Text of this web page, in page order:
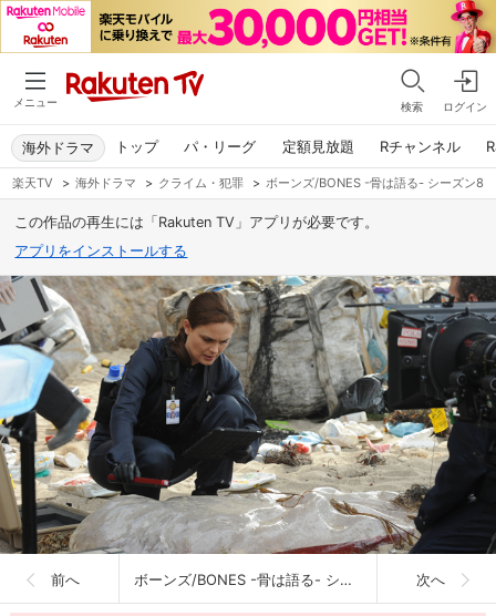
メニュー 検索 ログイン
トップ パ・リーグ 定額見放題 Rチャンネル
海外ドラマ
楽天TV > 海外ドラマ > クライム・犯罪 > ボーンズ/BONES -骨は語る- シーズン8
この作品の再生には「Rakuten TV」アプリが必要です。
アプリをインストールする
前へ ボーンズ/BONES -骨は語る- シーズン8 次へ